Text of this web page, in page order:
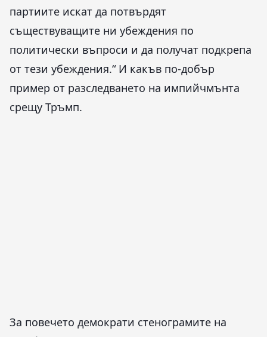
партиите искат да потвърдят
съществуващите ни убеждения по
политически въпроси и да получат подкрепа
от тези убеждения.“ И какъв по-добър
пример от разследването на импийчмънта
срещу Тръмп.
За повечето демократи стенограмите на